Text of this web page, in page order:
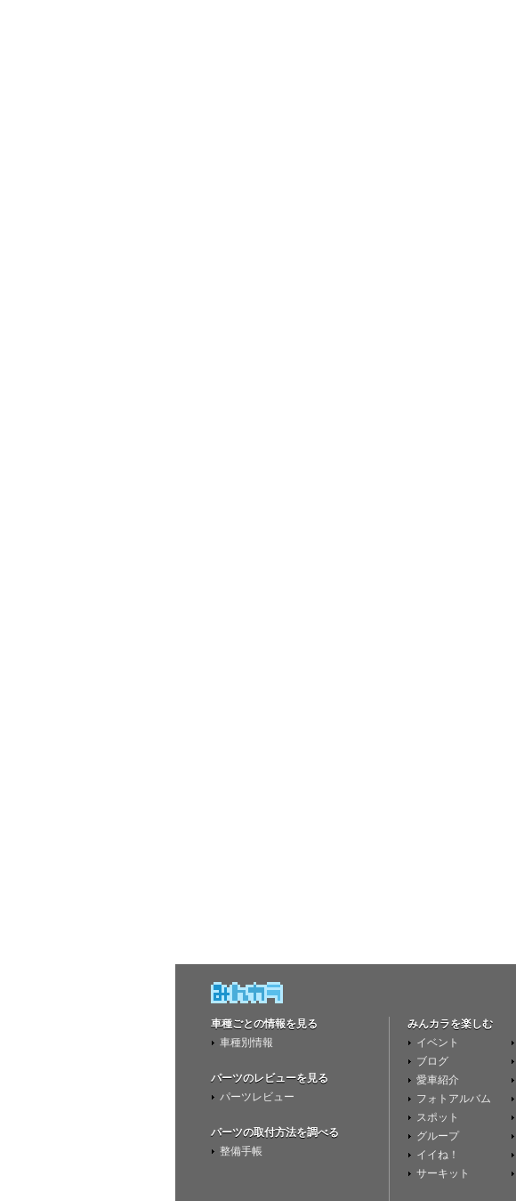
車種ごとの情報を見る
車種別情報
パーツのレビューを見る
パーツレビュー
パーツの取付方法を調べる
整備手帳
みんカラを楽しむ
イベント
ブログ
愛車紹介
フォトアルバム
スポット
グループ
イイね！
サーキット